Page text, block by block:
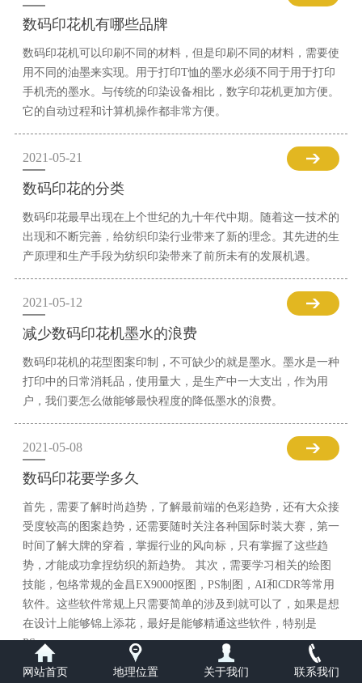
数码印花机有哪些品牌
数码印花机可以印刷不同的材料，但是印刷不同的材料，需要使
用不同的油墨来实现。用于打印T恤的墨水必须不同于用于打印
手机壳的墨水。与传统的印染设备相比，数字印花机更加方便。
它的自动过程和计算机操作都非常方便。
2021-05-21
数码印花的分类
数码印花最早出现在上个世纪的九十年代中期。随着这一技术的
出现和不断完善，给纺织印染行业带来了新的理念。其先进的生
产原理和生产手段为纺织印染带来了前所未有的发展机遇。
2021-05-12
减少数码印花机墨水的浪费
数码印花机的花型图案印制，不可缺少的就是墨水。墨水是一种
打印中的日常消耗品，使用量大，是生产中一大支出，作为用
户，我们要怎么做能够最快程度的降低墨水的浪费。
2021-05-08
数码印花要学多久
首先，需要了解时尚趋势，了解最前端的色彩趋势，还有大众接
受度较高的图案趋势，还需要随时关注各种国际时装大赛，第一
时间了解大牌的穿着，掌握行业的风向标，只有掌握了这些趋
势，才能成功拿捏纺织的新趋势。 其次，需要学习相关的绘图
技能，包络常规的金昌EX9000抠图，PS制图，AI和CDR等常用
软件。这些软件常规上只需要简单的涉及到就可以了，如果是想
在设计上能够锦上添花，最好是能够精通这些软件，特别是
PS。
网站首页 地理位置 关于我们 联系我们